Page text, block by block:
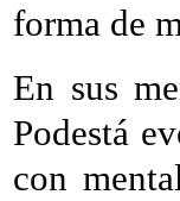
forma de
En sus
Podestá
con